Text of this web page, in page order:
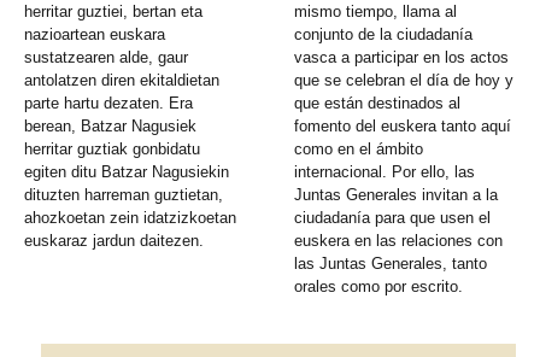
herritar guztiei, bertan eta
nazioartean euskara
sustatzearen alde, gaur
antolatzen diren ekitaldietan
parte hartu dezaten. Era
berean, Batzar Nagusiek
herritar guztiak gonbidatu
egiten ditu Batzar Nagusiekin
dituzten harreman guztietan,
ahozkoetan zein idatzizkoetan
euskaraz jardun daitezen.
mismo tiempo, llama al
conjunto de la ciudadanía
vasca a participar en los actos
que se celebran el día de hoy y
que están destinados al
fomento del euskera tanto aquí
como en el ámbito
internacional. Por ello, las
Juntas Generales invitan a la
ciudadanía para que usen el
euskera en las relaciones con
las Juntas Generales, tanto
orales como por escrito.